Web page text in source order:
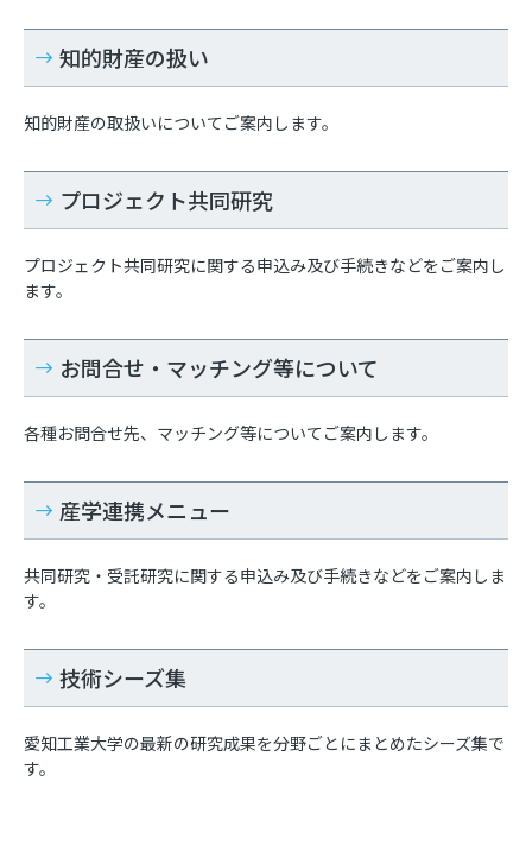
知的財産の扱い
知的財産の取扱いについてご案内します。
プロジェクト共同研究
プロジェクト共同研究に関する申込み及び手続きなどをご案内し
ます。
お問合せ・マッチング等について
各種お問合せ先、マッチング等についてご案内します。
産学連携メニュー
共同研究・受託研究に関する申込み及び手続きなどをご案内しま
す。
技術シーズ集
愛知工業大学の最新の研究成果を分野ごとにまとめたシーズ集で
す。